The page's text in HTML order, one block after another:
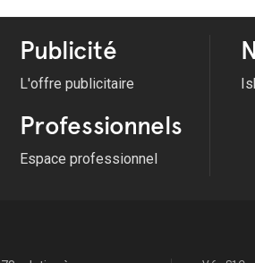
Publicité
L'offre publicitaire
Professionnels
Espace professionnel